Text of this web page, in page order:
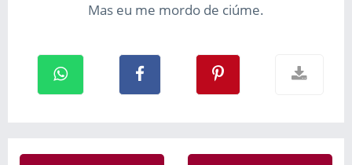
Mas eu me mordo de ciúme.